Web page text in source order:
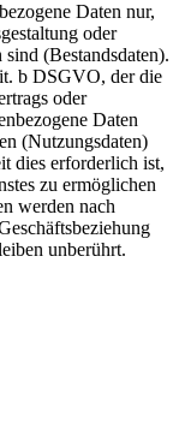
Daten nur,
oder
(Bestandsdaten).
b DSGVO, der die
oder
Daten
(Nutzungsdaten)
dies erforderlich ist,
zu ermöglichen
werden nach
unberührt.